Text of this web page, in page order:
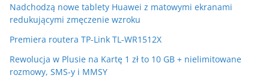
Nadchodzą nowe tablety Huawei z matowymi ekranami
redukującymi zmęczenie wzroku
Premiera routera TP-Link TL-WR1512X
Rewolucja w Plusie na Kartę 1 zł to 10 GB + nielimitowane
rozmowy, SMS-y i MMSY